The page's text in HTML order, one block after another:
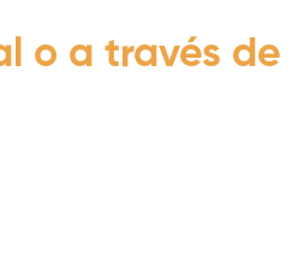
o a través de